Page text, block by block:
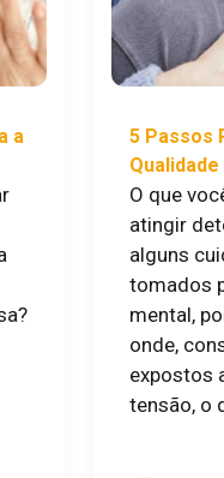
a
5 Passos
Qualidade
O que
atingir
alguns
tomados
mental,
onde,
expostos
tensão, o